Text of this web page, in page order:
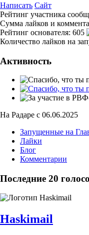
Написать Сайт
Рейтинг участника
Сумма лайков и
Рейтинг основателя: 605
Количество лайков на
Активность
На Радаре с 06.06.2025
Запущенные на
Лайки
Блог
Комментарии
Последние 20
Haskimail